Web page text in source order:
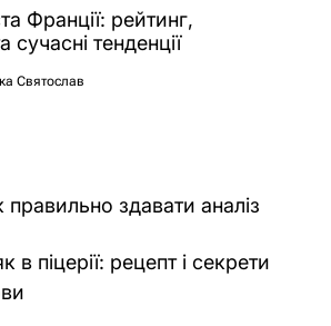
Франції: рейтинг,
сучасні тенденції
Святослав
здавати аналіз
в піцерії: рецепт і секрети